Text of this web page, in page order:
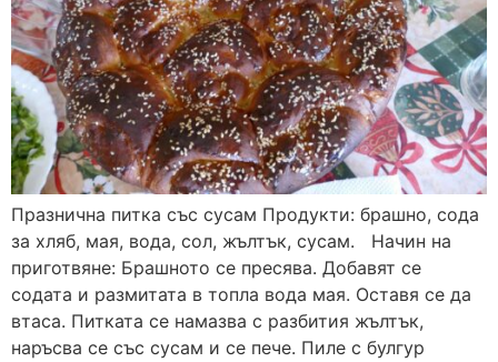
Празнична питка със сусам Продукти: брашно, сода
за хляб, мая, вода, сол, жълтък, сусам. Начин на
приготвяне: Брашното се пресява. Добавят се
содата и размитата в топла вода мая. Оставя се да
втаса. Питката се намазва с разбития жълтък,
наръсва се със сусам и се пече. Пиле с булгур